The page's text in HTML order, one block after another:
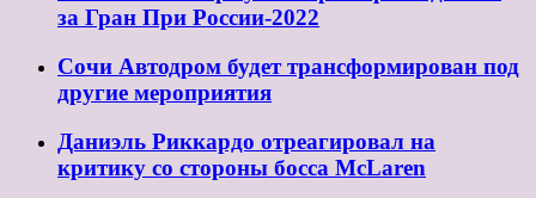
за Гран При России-2022
Сочи Автодром будет трансформирован под
другие мероприятия
Даниэль Риккардо отреагировал на
критику со стороны босса McLaren